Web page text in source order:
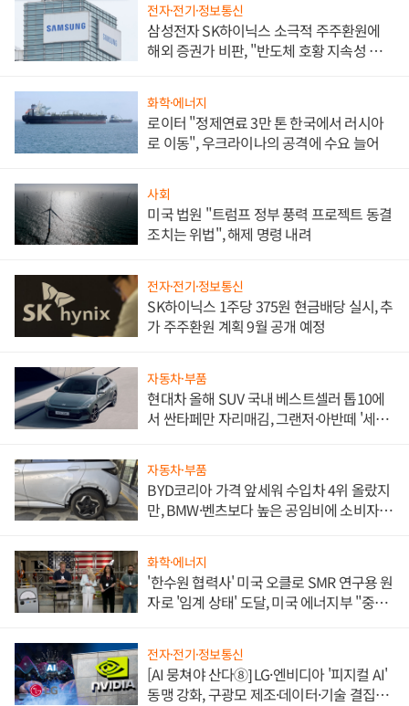
전자·전기·정보통신
삼성전자 SK하이닉스 소극적 주주환원에
해외 증권가 비판, "반도체 호황 지속성 의
화학·에너지
로이터 "정제연료 3만 톤 한국에서 러시아
로 이동", 우크라이나의 공격에 수요 늘어
사회
미국 법원 "트럼프 정부 풍력 프로젝트 동결
조치는 위법", 해제 명령 내려
전자·전기·정보통신
SK하이닉스 1주당 375원 현금배당 실시, 추
가 주주환원 계획 9월 공개 예정
자동차·부품
현대차 올해 SUV 국내 베스트셀러 톱10에
서 싼타페만 자리매김, 그랜저·아반떼 '세단
자동차·부품
BYD코리아 가격 앞세워 수입차 4위 올랐지
만, BMW·벤츠보다 높은 공임비에 소비자
화학·에너지
'한수원 협력사' 미국 오클로 SMR 연구용 원
자로 '임계 상태' 도달, 미국 에너지부 "중요
전자·전기·정보통신
[AI 뭉쳐야 산다⑧] LG·엔비디아 '피지컬 AI'
동맹 강화, 구광모 제조·데이터·기술 결집